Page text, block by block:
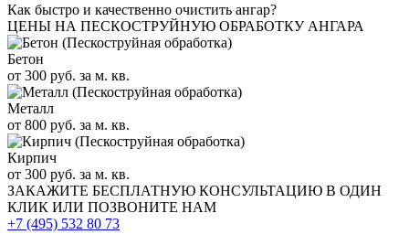
Как быстро и качественно очистить ангар?
ЦЕНЫ НА ПЕСКОСТРУЙНУЮ ОБРАБОТКУ АНГАРА
Бетон
от 300 руб. за м. кв.
Металл
от 800 руб. за м. кв.
Кирпич
от 300 руб. за м. кв.
ЗАКАЖИТЕ БЕСПЛАТНУЮ КОНСУЛЬТАЦИЮ В ОДИН
КЛИК ИЛИ ПОЗВОНИТЕ НАМ
+7 (495) 532 80 73